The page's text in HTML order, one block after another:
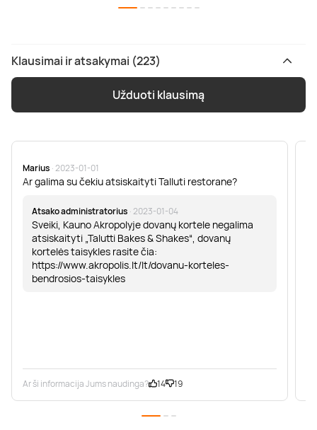
Klausimai ir atsakymai (223)
Užduoti klausimą
Marius · 2023-01-01
Ar galima su čekiu atsiskaityti Talluti restorane?
Atsako administratorius · 2023-01-04
Sveiki, Kauno Akropolyje dovanų kortele negalima
atsiskaityti „Talutti Bakes & Shakes“, dovanų
kortelės taisykles rasite čia:
https://www.akropolis.lt/lt/dovanu-korteles-
bendrosios-taisykles
Ar ši informacija Jums naudinga? 14 19